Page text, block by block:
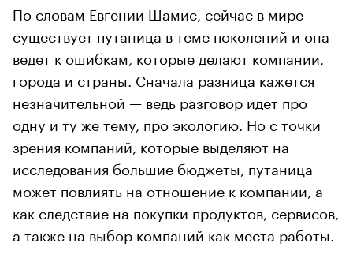
По словам Евгении Шамис, сейчас в мире
существует путаница в теме поколений и она
ведет к ошибкам, которые делают компании,
города и страны. Сначала разница кажется
незначительной — ведь разговор идет про
одну и ту же тему, про экологию. Но с точки
зрения компаний, которые выделяют на
исследования большие бюджеты, путаница
может повлиять на отношение к компании, а
как следствие на покупки продуктов, сервисов,
а также на выбор компаний как места работы.